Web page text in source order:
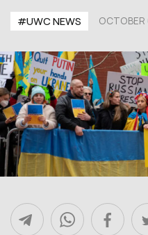
#UWС NEWS